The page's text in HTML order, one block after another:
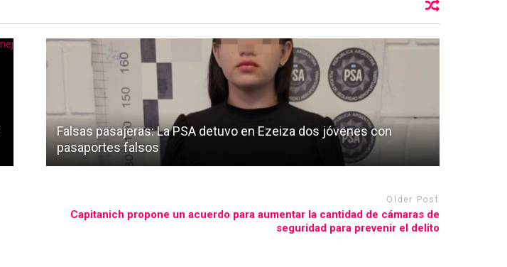
Falsas pasajeras: La PSA detuvo en Ezeiza dos jóvenes con
pasaportes falsos
Older Post
Capitanich propone un acuerdo para aumentar la cantidad de cámaras de
seguridad para prevenir el delito